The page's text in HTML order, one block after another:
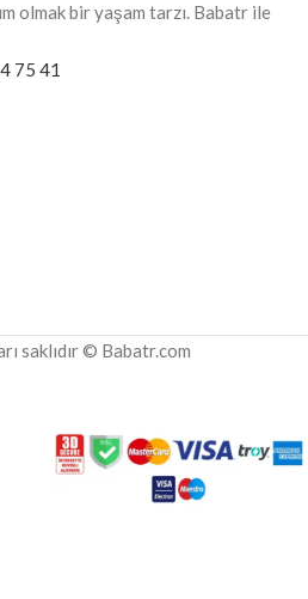
olmak bir yaşam tarzı. Babatr ile
75 41
saklıdır © Babatr.com